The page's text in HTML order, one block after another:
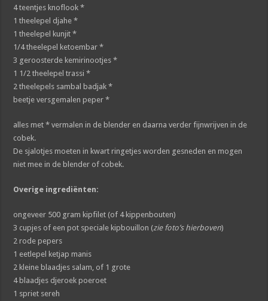
4 teentjes knoflook *
1 theelepel djahe *
1 theelepel kunjit *
1/4 theelepel ketoembar *
3 geroosterde kemirinootjes *
1 1/2 theelepel trassi *
2 theelepels sambal badjak *
beetje versgemalen peper *
alles met * vermalen in de blender en daarna verder fijnwrijven in de
cobek.
De sjalotjes moeten in kwart ringetjes worden gesneden en mogen
niet mee in de blender of cobek.
Overige ingrediënten:
ongeveer 500 gram kipfilet (of 4 kippenbouten)
3 cupjes of een pot speciale kipbouillon (zie foto’s hierboven)
2 rode pepers
1 eetlepel ketjap manis
2 kleine blaadjes salam, of 1 grote
4 blaadjes djeroek poeroet
1 spriet sereh